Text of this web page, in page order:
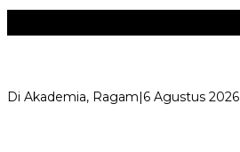
Di Akademia, Ragam|6 Agustus 2026